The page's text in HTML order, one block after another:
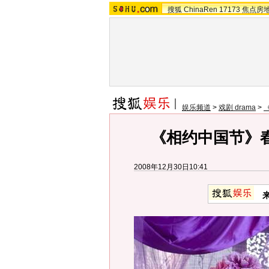
搜狐 ChinaRen 17173 焦点房
娱乐频道 > 戏剧 drama >
《相约中国节
2008年12月30日10:41